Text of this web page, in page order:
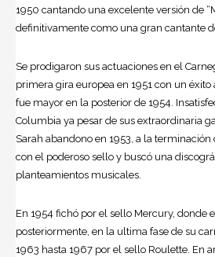
1950 cantando una excelente versión de
definitivamente como una gran cantante
Se prodigaron sus actuaciones en el
primera gira europea en 1951 con un
fue mayor en la posterior de 1954.
Columbia ya pesar de sus extraordinaria
Sarah abandono en 1953, a la
con el poderoso sello y buscó una
planteamientos musicales.
En 1954 fichó por el sello Mercury, donde
posteriormente, en la ultima fase de su
1963 hasta 1967 por el sello Roulette. En